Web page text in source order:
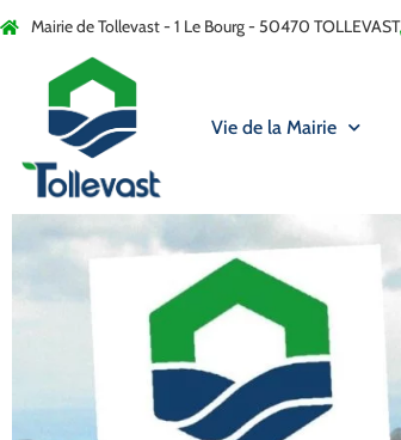
Mairie de Tollevast - 1 Le Bourg - 50470 TOLLEVAST
Vie de la Mairie